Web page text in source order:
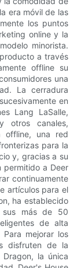
era móvil de las
los puntos
online y la
minorista.
a través
offline su
una
La cerradura
en
Lang LaSalle,
otros canales,
offline, una red
para la
y, gracias a su
permitido a Deer
continuamente
artículos para el
ha establecido
sus más de 50
de alta
mejorar los
disfruten de la
la única